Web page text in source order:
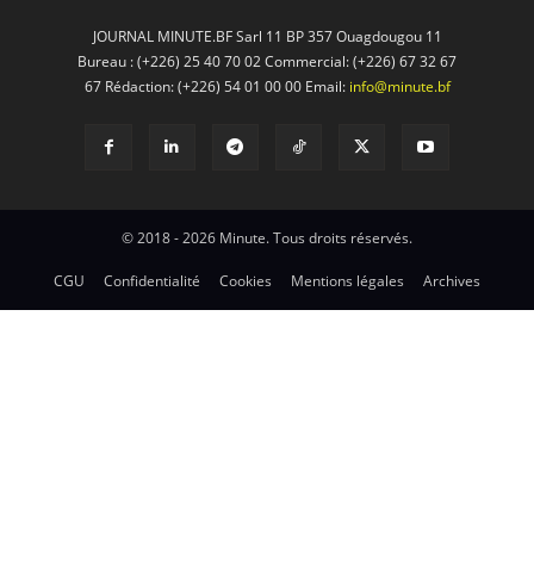
JOURNAL MINUTE.BF Sarl 11 BP 357 Ouagdougou 11
Bureau : (+226) 25 40 70 02 Commercial: (+226) 67 32 67
67 Rédaction: (+226) 54 01 00 00 Email: info@minute.bf
© 2018 - 2026 Minute. Tous droits réservés.
CGU Confidentialité Cookies Mentions légales Archives